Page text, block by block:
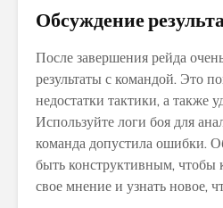
Обсуждение
После завершения рейда
результаты с командой. Это
недостатки тактики‚ а также
Используйте логи боя для
команда допустила ошибки.
быть конструктивным‚ чтобы
свое мнение и узнать новое‚